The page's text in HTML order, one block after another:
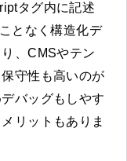
タグ内に記述
となく構造化デ
、CMSやテン
守性も高いのが
バッグもしやす
リットもありま